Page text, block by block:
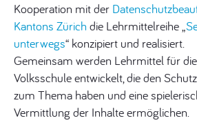
Kooperation mit der
Kantons Zürich die Lehrmittelreihe „
unterwegs“ konzipiert und realisiert.
Gemeinsam werden Lehrmittel für
Volksschule entwickelt, die den
zum Thema haben und eine
Vermittlung der Inhalte ermöglichen.